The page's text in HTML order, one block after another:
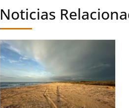
Noticias